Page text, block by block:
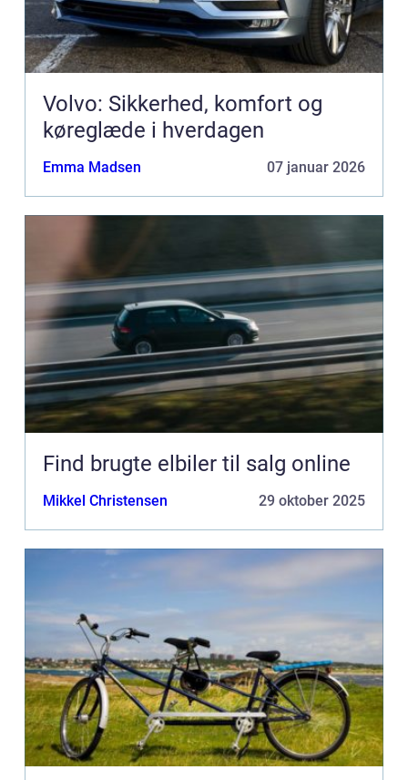
Volvo: Sikkerhed, komfort og
køreglæde i hverdagen
Emma Madsen 07 januar 2026
Find brugte elbiler til salg online
Mikkel Christensen 29 oktober 2025